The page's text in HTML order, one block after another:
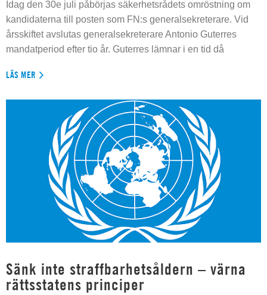
Idag den 30e juli påbörjas säkerhetsrådets omröstning om
kandidaterna till posten som FN:s generalsekreterare. Vid
årsskiftet avslutas generalsekreterare Antonio Guterres
mandatperiod efter tio år. Guterres lämnar i en tid då
LÄS MER
Sänk inte straffbarhetsåldern – värna
rättsstatens principer